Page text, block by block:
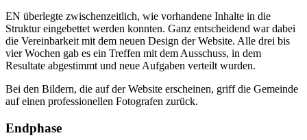
EN überlegte zwischenzeitlich, wie vorhandene Inhalte in die
Struktur eingebettet werden konnten. Ganz entscheidend war dabei
die Vereinbarkeit mit dem neuen Design der Website. Alle drei bis
vier Wochen gab es ein Treffen mit dem Ausschuss, in dem
Resultate abgestimmt und neue Aufgaben verteilt wurden.
Bei den Bildern, die auf der Website erscheinen, griff die Gemeinde
auf einen professionellen Fotografen zurück.
Endphase